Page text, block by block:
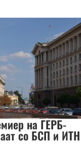
на ГЕРБ-
со БСП и ИТН